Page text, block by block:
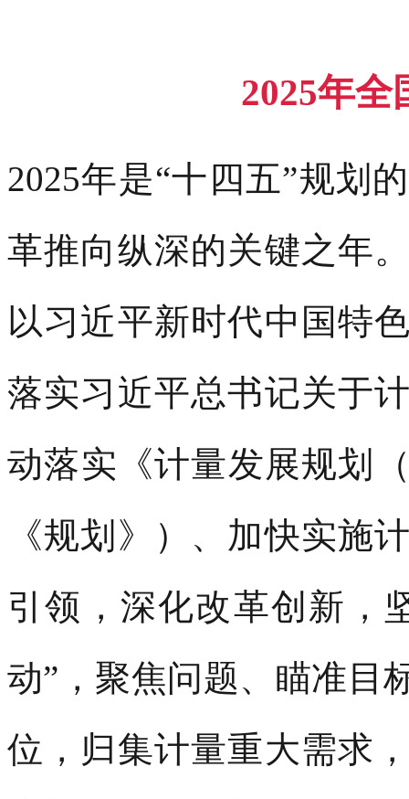
2025年全
2025年是“十四五”规划
革推向纵深的关键之年
以习近平新时代中国特
落实习近平总书记关于
动落实《计量发展规划
《规划》）、加快实施
引领，深化改革创新，
动”，聚焦问题、瞄准目
位，归集计量重大需求